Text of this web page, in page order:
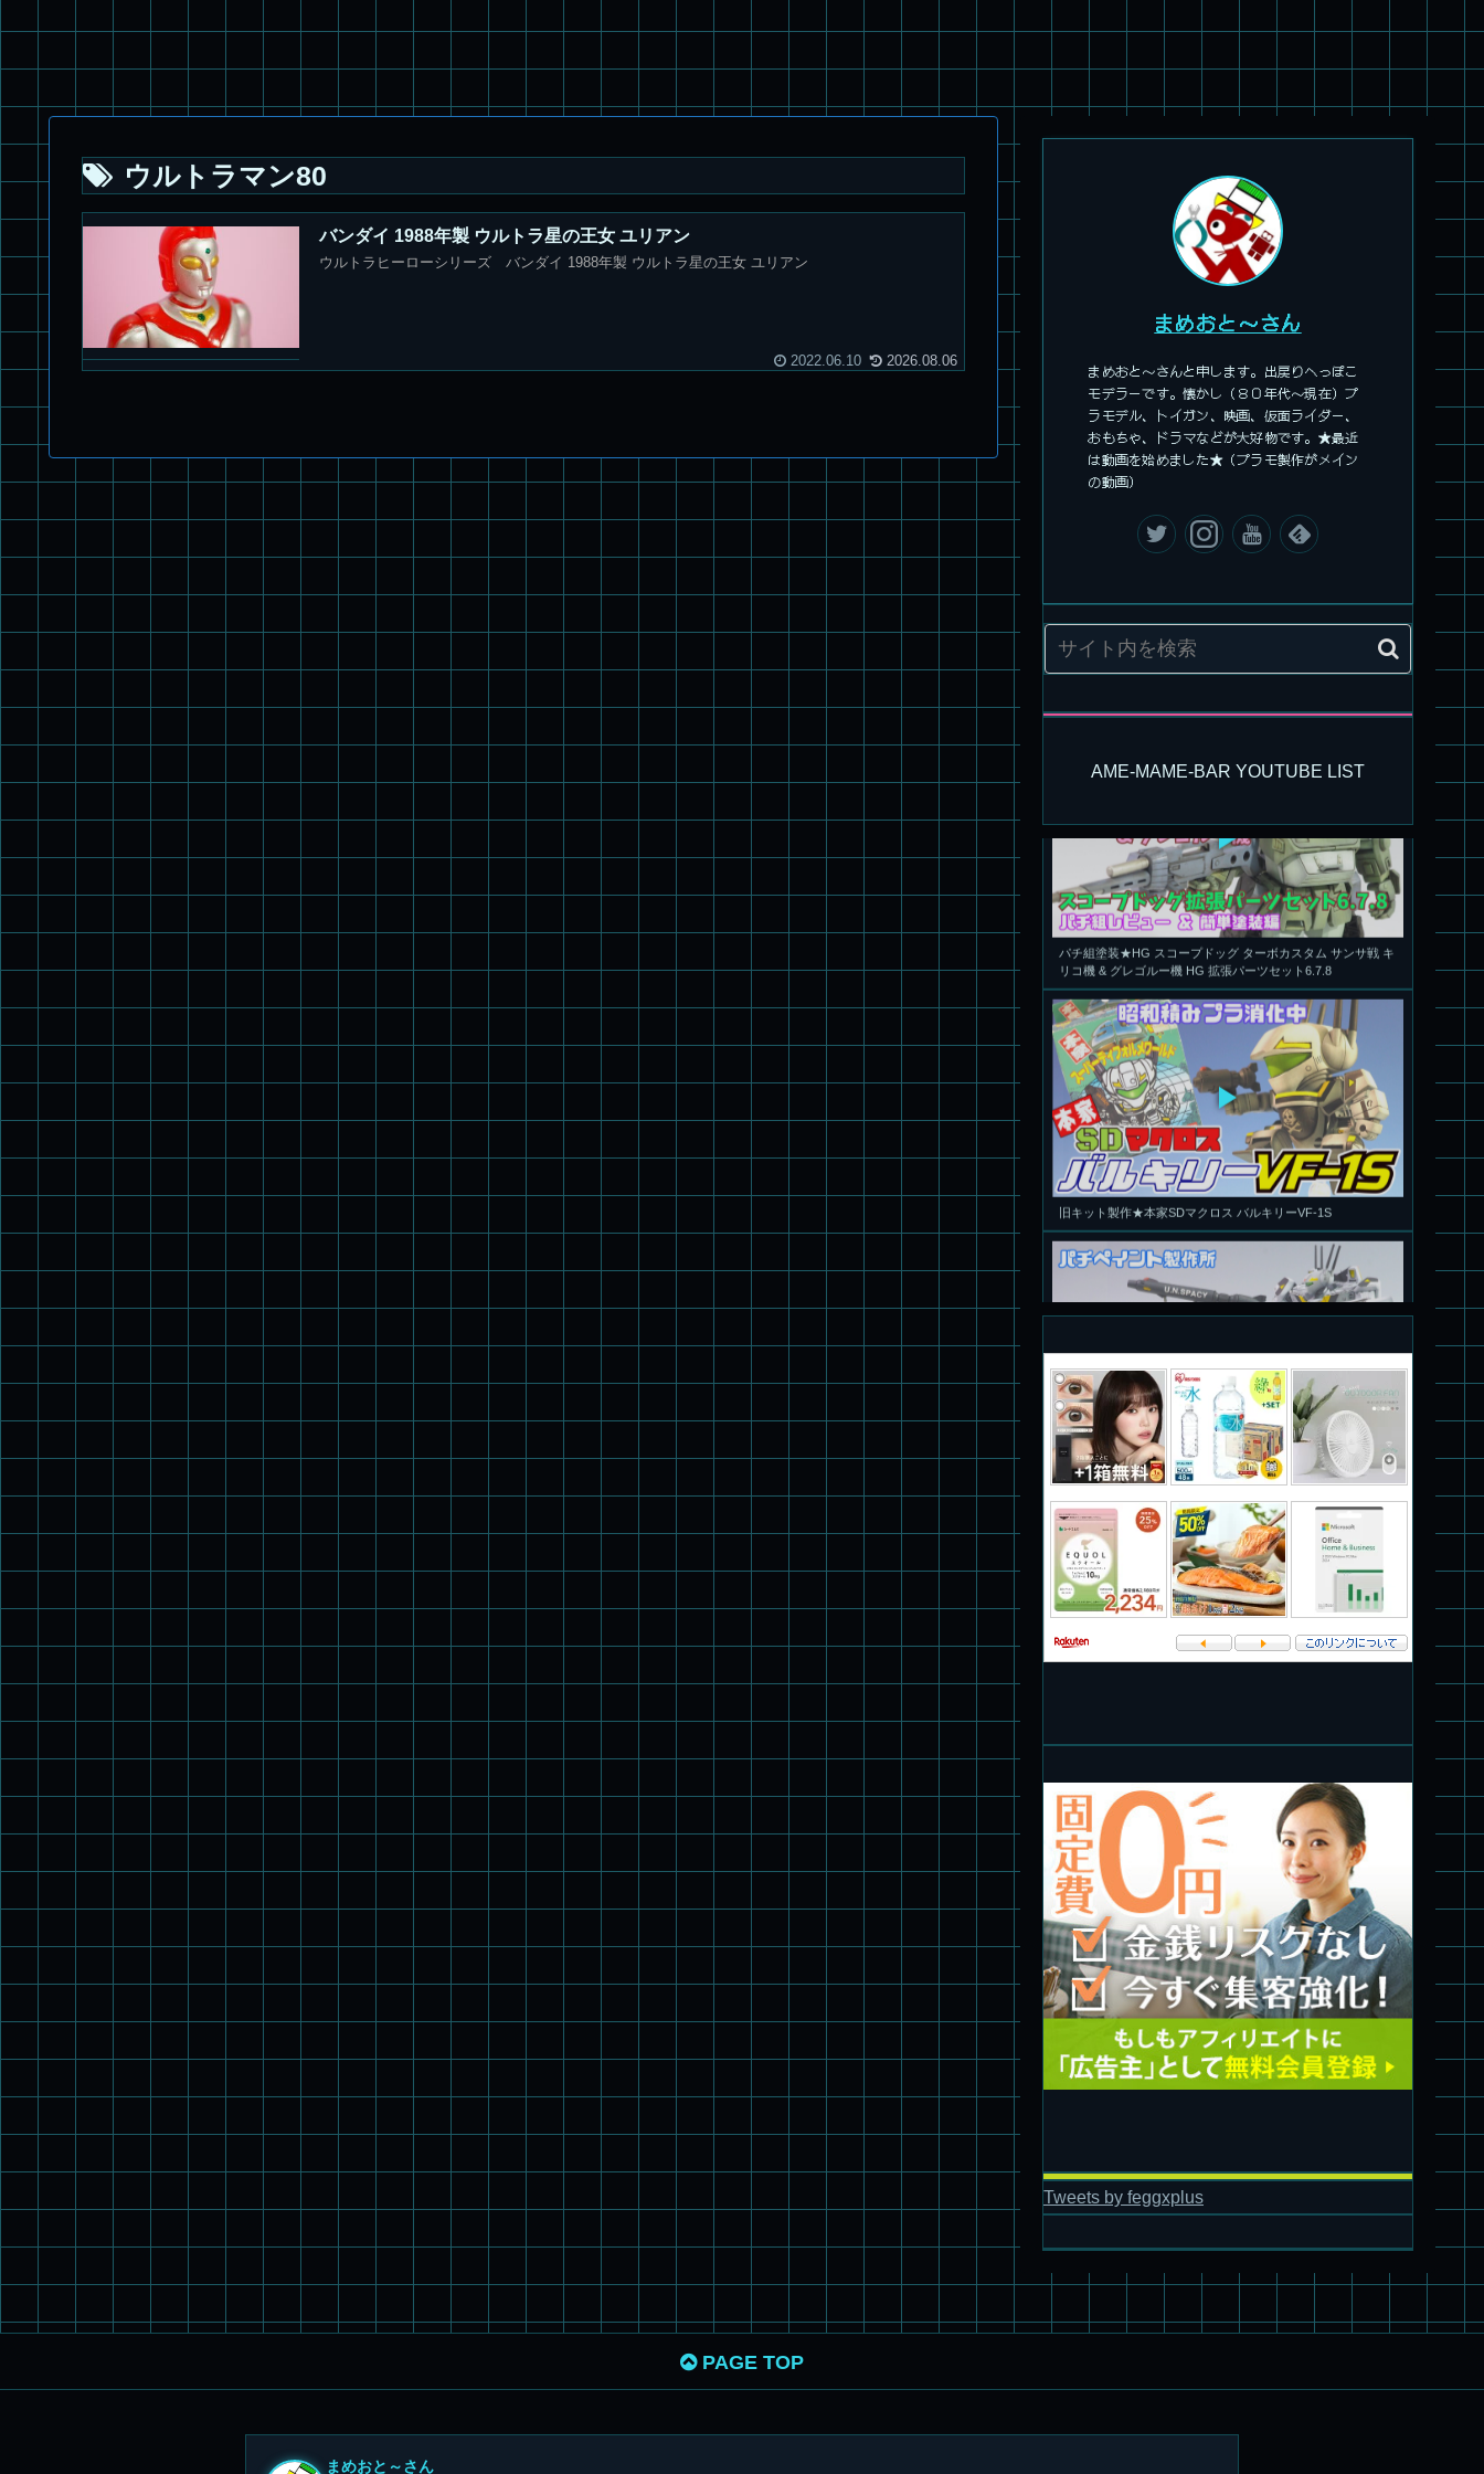
ウルトラマン80
バンダイ 1988年製 ウルトラ星の王女 ユリアン
ウルトラヒーローシリーズ バンダイ 1988年製 ウルトラ星の王女 ユリアン
2022.06.10 2026.08.06
まめおと～さん
まめおと～さんと申します。出戻りへっぽこ
モデラーです。懐かし（８０年代～現在）プ
ラモデル、トイガン、映画、仮面ライダー、
おもちゃ、ドラマなどが大好物です。★最近
は動画を始めました★（プラモ製作がメイン
の動画）
AME-MAME-BAR YOUTUBE LIST
パチ組塗装★モデロイド 1/60 イングラム リアクティブアーマ
旧キット製作★アリイ 1/72 アーマードバルキリー
パチ組塗装★HG スコープドッグ ターボカスタム サンサ戦 キ
リコ機 & グレゴルー機 HG 拡張パーツセット6.7.8
旧キット製作★本家SDマクロス バルキリーVF-1S
パチ組塗装★PLAMAX 1/72 バトロイド・バルキリー VF-1S ロ
イ・フォッカー スペシャル
パチ組★WAVE 1/35 マーシィドッグ & ストライクドッグ
旧キット製作★アオシマ ロボダッチ モビルタマゴロー
スコープドッグ サンサ戦 リーマン少佐機
Tweets by feggxplus
PAGE TOP
まめおと～さん